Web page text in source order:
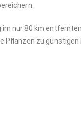
im nur 80 km entfernten
zu günstigen